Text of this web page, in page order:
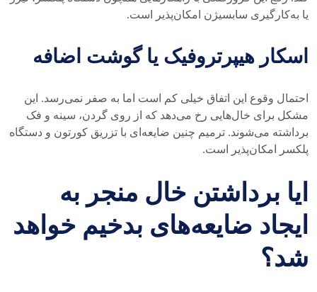
یا به‌کارگیری سابسیژن امکان‌پذیر است.
اسکار هیپرتروفیک یا گوشت اضافه
احتمال وقوع این اتفاق خیلی کم است اما به صفر نمی‌رسد. این
مشکل برای خال‌هایی رخ می‌دهد که از روی گردن، سینه و فک
برداشته می‌شوند. ترمیم چنین ضایعه‌ای با تزریق کورتون و دستگاه
پلکسر امکان‌پذیر است.
ایا برداشتن خال منجر به
ایجاد ضایعه‌های بدخیم خواهد
شد؟